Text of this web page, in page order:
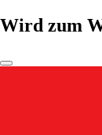
Wird zum